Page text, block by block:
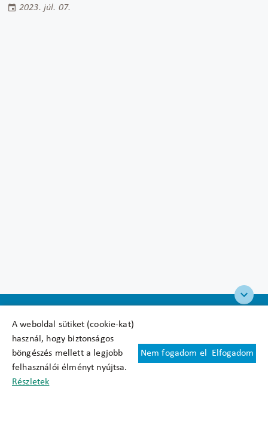
A weboldal sütiket (cookie-kat)
használ, hogy biztonságos
böngészés mellett a legjobb
felhasználói élményt nyújtsa.
Részletek
Nem fogadom el Elfogadom
2023. júl. 07.
Felhasználási feltételek